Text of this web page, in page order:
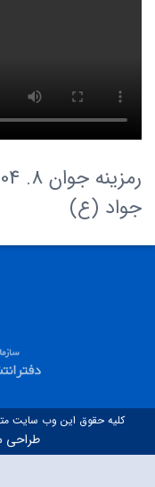
جواد (ع)
کلیه حقوق این وب سایت
طراحی